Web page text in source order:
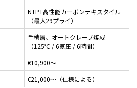
NTPT高性能カーボンテキスタイル
（最大29プライ）
手積層、オートクレーブ焼成
（125℃ / 6気圧 / 6時間）
€10,900〜
€21,000〜（仕様による）